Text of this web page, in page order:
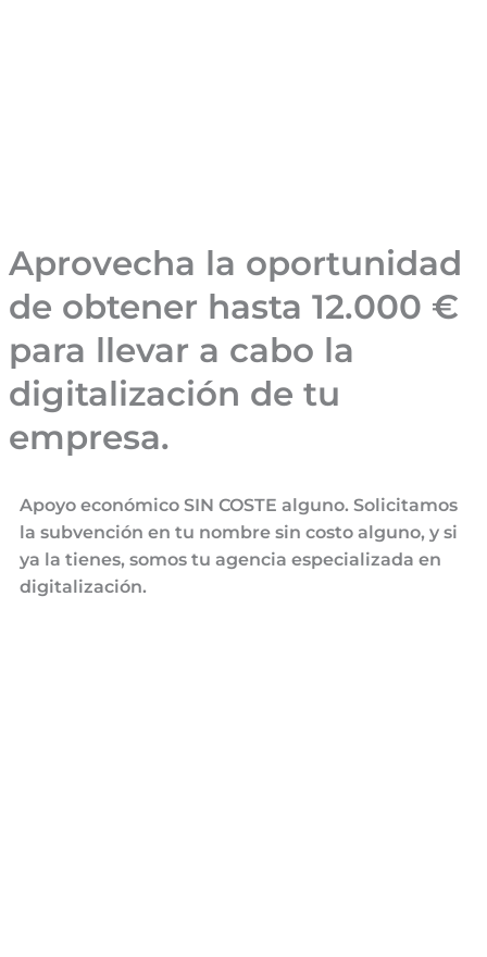
Aprovecha la oportunidad
de obtener hasta 12.000 €
para llevar a cabo la
digitalización de tu
empresa.
Apoyo económico SIN COSTE alguno. Solicitamos
la subvención en tu nombre sin costo alguno, y si
ya la tienes, somos tu agencia especializada en
digitalización.